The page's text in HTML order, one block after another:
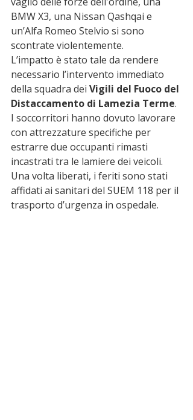
BMW X3, una Nissan Qashqai e
un’Alfa Romeo Stelvio si sono
scontrate violentemente.
L’impatto è stato tale da rendere
necessario l’intervento immediato
della squadra dei Vigili del Fuoco del
Distaccamento di Lamezia Terme.
I soccorritori hanno dovuto lavorare
con attrezzature specifiche per
estrarre due occupanti rimasti
incastrati tra le lamiere dei veicoli.
Una volta liberati, i feriti sono stati
affidati ai sanitari del SUEM 118 per il
trasporto d’urgenza in ospedale.